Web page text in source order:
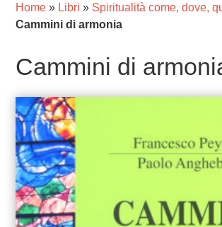
Home» Libri » Spiritualità come, dove,
Cammini di armonia
Cammini di